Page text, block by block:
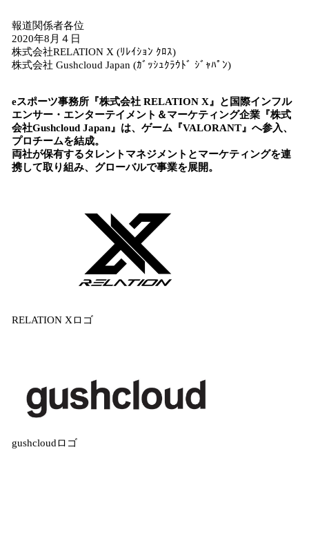
！
数
を
読
込
み
中
で
す
報道関係者各位
2020年8月４日
株式会社RELATION X (ﾘﾚｲｼｮﾝ ｸﾛｽ)
株式会社 Gushcloud Japan (ｶﾞｯｼｭｸﾗｳﾄﾞ ｼﾞｬﾊﾟﾝ)
eスポーツ事務所『株式会社 RELATION X 』 と 国際インフル
エンサー・エンターテイメント＆マーケティング企業 『株式
会社Gushcloud Japan 』は、 ゲーム『VALORANT 』へ参入、
プロチームを結成。
両社が保有するタレントマネジメントとマーケティングを連
携して取り組み、 グローバルで事業を展開。
RELATION Xロゴ
gushcloudロゴ